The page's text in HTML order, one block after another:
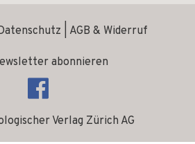
Verlag Zürich AG
AGB & Widerruf
abonnieren